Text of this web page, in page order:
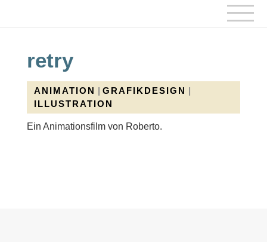
retry
ANIMATION | GRAFIKDESIGN |
ILLUSTRATION
Ein Animationsfilm von Roberto.